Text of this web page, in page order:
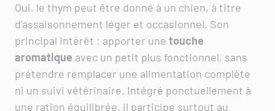
Oui, le thym peut être donné à un chien, à titre
d’assaisonnement léger et occasionnel. Son
principal intérêt : apporter une touche
aromatique avec un petit plus fonctionnel, sans
prétendre remplacer une alimentation complète
ni un suivi vétérinaire. Intégré ponctuellement à
une ration équilibrée, il participe surtout au